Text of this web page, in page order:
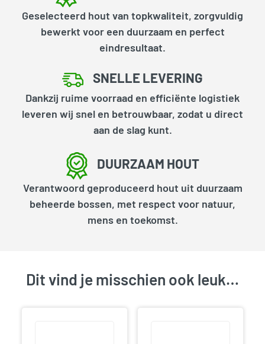
Geselecteerd hout van topkwaliteit, zorgvuldig
bewerkt voor een duurzaam en perfect
eindresultaat.
SNELLE LEVERING
Dankzij ruime voorraad en efficiënte logistiek
leveren wij snel en betrouwbaar, zodat u direct
aan de slag kunt.
DUURZAAM HOUT
Verantwoord geproduceerd hout uit duurzaam
beheerde bossen, met respect voor natuur,
mens en toekomst.
Dit vind je misschien ook leuk…